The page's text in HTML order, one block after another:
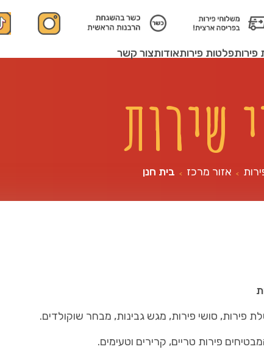
פירותפלטות פירותאודותצור קשר
שירות
> אזור מרכז > בית חנן
פירות, סושי פירות, מגש גבינות, מבחר שוקולדים.
פירות טריים, קרירים וטעימים.